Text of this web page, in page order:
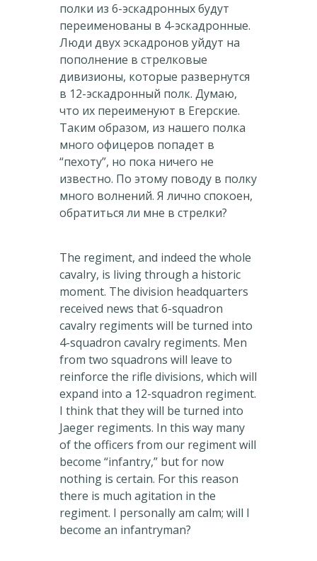
полки из 6-эскадронных будут
переименованы в 4-эскадронные.
Люди двух эскадронов уйдут на
пополнение в стрелковые
дивизионы, которые развернутся
в 12-эскадронный полк. Думаю,
что их переименуют в Егерские.
Таким образом, из нашего полка
много офицеров попадет в
“пехоту”, но пока ничего не
известно. По этому поводу в полку
много волнений. Я лично спокоен,
обратиться ли мне в стрелки?
The regiment, and indeed the whole
cavalry, is living through a historic
moment. The division headquarters
received news that 6-squadron
cavalry regiments will be turned into
4-squadron cavalry regiments. Men
from two squadrons will leave to
reinforce the rifle divisions, which will
expand into a 12-squadron regiment.
I think that they will be turned into
Jaeger regiments. In this way many
of the officers from our regiment will
become “infantry,” but for now
nothing is certain. For this reason
there is much agitation in the
regiment. I personally am calm; will I
become an infantryman?